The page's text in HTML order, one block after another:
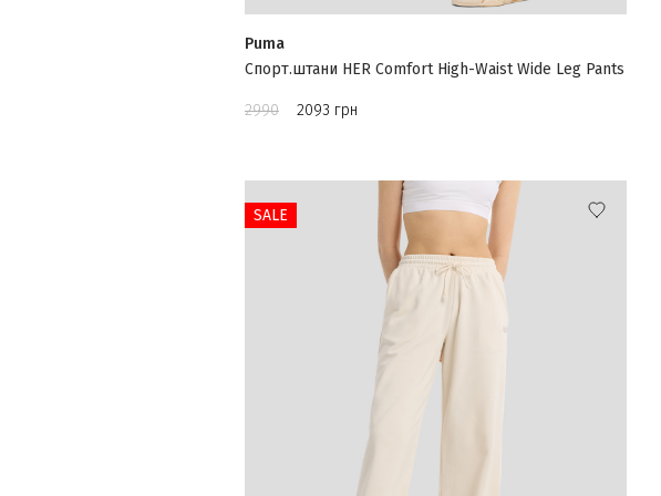
Puma
Спорт.штани HER Comfort High-Waist Wide Leg Pants
2990 2093 грн
SALE